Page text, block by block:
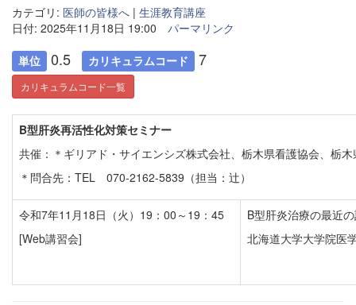
カテゴリ: 医師の皆様へ | 生涯教育講座
日付: 2025年11月18日 19:00
パーマリンク
単位 0.5 カリキュラムコード 7
カリキュラムコード一覧
B型肝炎再活性化対策セミナー
共催：＊ギリアド・サイエンシズ株式会社、栃木県看護協会、栃
＊問合先：TEL 070-2162-5839（担当：辻）
令和7年11月18日（火）19：00～19：45
[Web講習会]
B型肝炎治療の最近
北海道大学大学院